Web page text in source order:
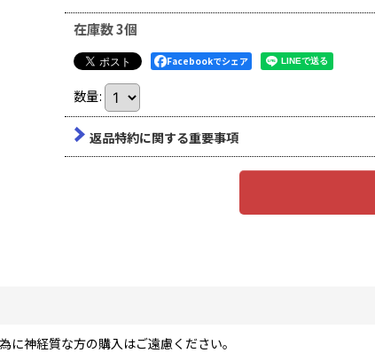
在庫数 3個
Facebookでシェア
数量:
返品特約に関する重要事項
神経質な方の購入はご遠慮ください。